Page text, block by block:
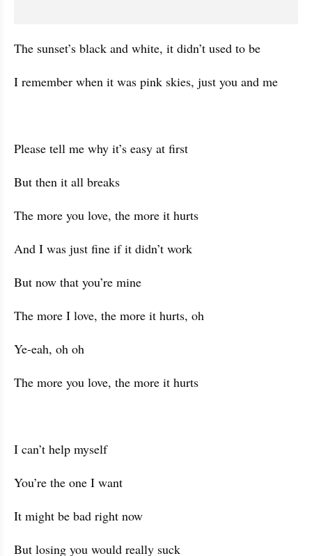
The sunset’s black and white, it didn’t used to be
I remember when it was pink skies, just you and me
Please tell me why it’s easy at first
But then it all breaks
The more you love, the more it hurts
And I was just fine if it didn’t work
But now that you’re mine
The more I love, the more it hurts, oh
Ye-eah, oh oh
The more you love, the more it hurts
I can’t help myself
You’re the one I want
It might be bad right now
But losing you would really suck